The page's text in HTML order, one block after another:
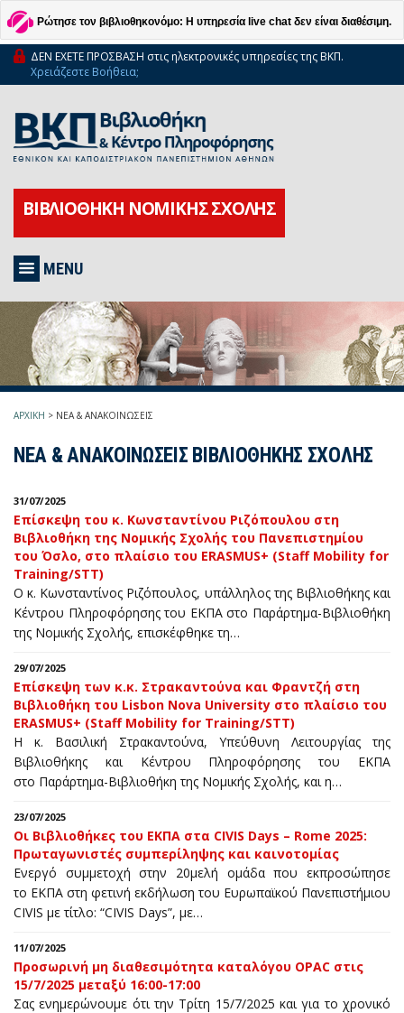
Ρώτησε τον βιβλιοθηκονόμο: Η υπηρεσία live chat δεν είναι διαθέσιμη.
ΔΕΝ ΕΧΕΤΕ ΠΡΟΣΒΑΣΗ στις ηλεκτρονικές υπηρεσίες της ΒΚΠ.
Χρειάζεστε Βοήθεια;
ΒΙΒΛΙΟΘΗΚΗ ΝΟΜΙΚΗΣ ΣΧΟΛΗΣ
MENU
ΑΡΧΙΚΗ > ΝΕΑ & ΑΝΑΚΟΙΝΩΣΕΙΣ
ΝΕΑ & ΑΝΑΚΟΙΝΩΣΕΙΣ ΒΙΒΛΙΟΘΗΚΗΣ ΣΧΟΛΗΣ
31/07/2025
Επίσκεψη του κ. Κωνσταντίνου Ριζόπουλου στη
Βιβλιοθήκη της Νομικής Σχολής του Πανεπιστημίου
του Όσλο, στο πλαίσιο του ERASMUS+ (Staff Mobility for
Training/STT)
Ο κ. Κωνσταντίνος Ριζόπουλος, υπάλληλος της Βιβλιοθήκης και
Κέντρου Πληροφόρησης του ΕΚΠΑ στο Παράρτημα-Βιβλιοθήκη
της Νομικής Σχολής, επισκέφθηκε τη…
29/07/2025
Επίσκεψη των κ.κ. Στρακαντούνα και Φραντζή στη
Βιβλιοθήκη του Lisbon Nova University στο πλαίσιο του
ERASMUS+ (Staff Mobility for Training/STT)
Η κ. Βασιλική Στρακαντούνα, Υπεύθυνη Λειτουργίας της
Βιβλιοθήκης και Κέντρου Πληροφόρησης του ΕΚΠΑ
στο Παράρτημα-Βιβλιοθήκη της Νομικής Σχολής, και η…
23/07/2025
Οι Βιβλιοθήκες του ΕΚΠΑ στα CIVIS Days – Rome 2025:
Πρωταγωνιστές συμπερίληψης και καινοτομίας
Ενεργό συμμετοχή στην 20μελή ομάδα που εκπροσώπησε
το ΕΚΠΑ στη φετινή εκδήλωση του Ευρωπαϊκού Πανεπιστήμιου
CIVIS με τίτλο: “CIVIS Days”, με…
11/07/2025
Προσωρινή μη διαθεσιμότητα καταλόγου OPAC στις
15/7/2025 μεταξύ 16:00-17:00
Σας ενημερώνουμε ότι την Τρίτη 15/7/2025 και για το χρονικό